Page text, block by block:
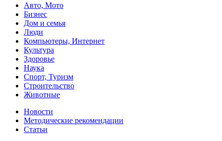
Авто, Мото
Бизнес
Дом и семья
Люди
Компьютеры, Интернет
Культура
Здоровье
Наука
Спорт, Туризм
Строительство
Животные
Новости
Методические рекомендации
Статьи